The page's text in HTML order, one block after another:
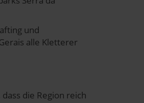
und
alle Kletterer
die Region reich